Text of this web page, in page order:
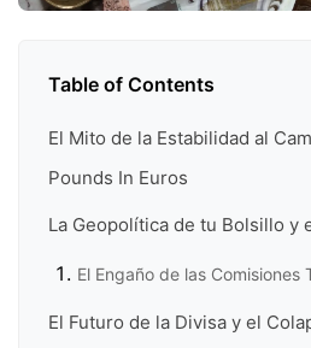
Table of Contents
El Mito de la Estabilidad al
Pounds In Euros
La Geopolítica de tu Bolsillo y
El Engaño de las Comisiones
El Futuro de la Divisa y el